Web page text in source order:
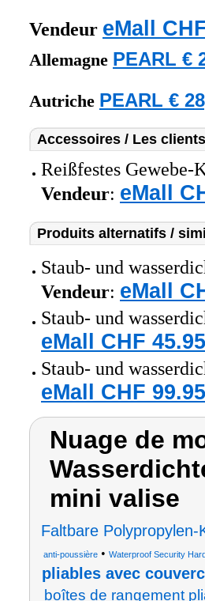
Vendeur eMall
Allemagne PEARL €
Autriche PEARL €
Accessoires / Les
Reißfestes Gewebe-
Vendeur: eMall
Produits alternatifs /
Staub- und
Vendeur: eMall
Staub- und
eMall CHF
Staub- und
eMall CHF
Nuage de
mini valise
Faltbare
anti-poussière • Waterproof Security
pliables avec
boîtes de rangement